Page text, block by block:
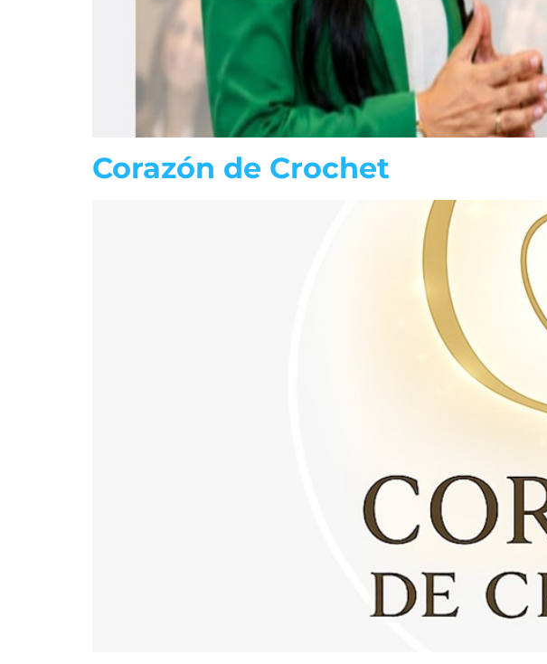
Corazón de Crochet